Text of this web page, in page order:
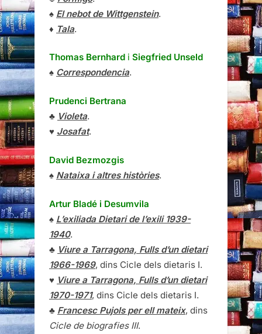
♠ El nebot de Wittgenstein.
♦ Tala.
Thomas Bernhard i Siegfried Unseld
♠ Correspondencia.
Prudenci Bertrana
♣ Violeta.
♥ Josafat.
David Bezmozgis
♠ Nataixa i altres històries.
Artur Bladé i Desumvila
♠ L’exiliada Dietari de l’exili 1939-
1940.
♣ Viure a Tarragona, Fulls d’un dietari
1966-1969, dins Cicle dels dietaris I.
♥ Viure a Tarragona, Fulls d’un dietari
1970-1971, dins Cicle dels dietaris I.
♣ Francesc Pujols per ell mateix, dins
Cicle de biografies III.